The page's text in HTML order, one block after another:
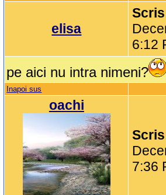
elisa
6:12
pe aici nu intra nimeni?
Inapoi sus
oachi
7:36